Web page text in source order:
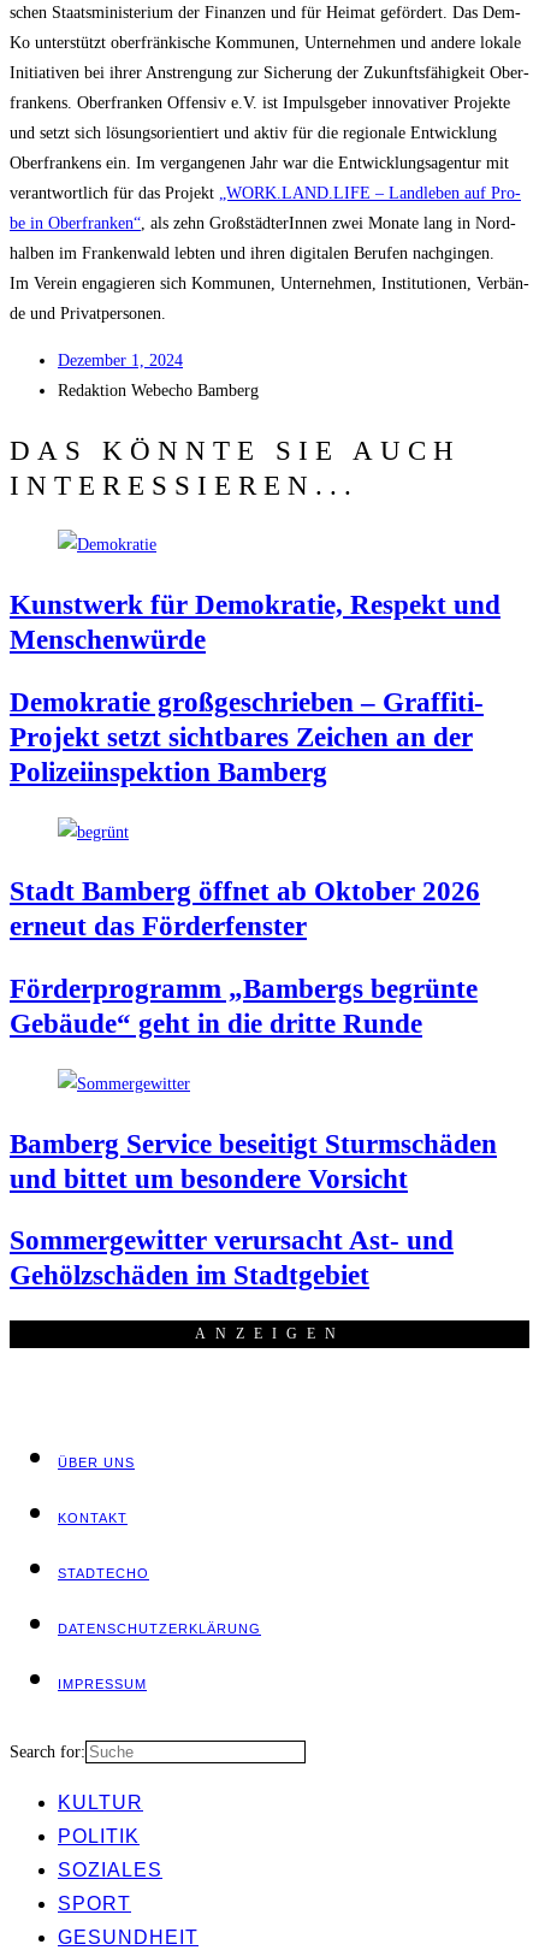
schen Staats­mi­nis­te­ri­um der Finan­zen und für Hei­mat geför­dert. Das Dem­
Ko unter­stützt ober­frän­ki­sche Kom­mu­nen, Unter­neh­men und ande­re loka­le
Initia­ti­ven bei ihrer Anstren­gung zur Siche­rung der Zukunfts­fä­hig­keit Ober­
fran­kens. Ober­fran­ken Offen­siv e.V. ist Impuls­ge­ber inno­va­ti­ver Pro­jek­te
und setzt sich lösungs­ori­en­tiert und aktiv für die regio­na­le Ent­wick­lung
Ober­fran­kens ein. Im ver­gan­ge­nen Jahr war die Ent­wick­lungs­agen­tur mit
ver­ant­wort­lich für das Pro­jekt
„WORK.LAND.LIFE – Land­le­ben auf Pro­
be in Ober­fran­ken“ , als zehn Groß­städ­te­rIn­nen zwei Mona­te lang in Nord­
hal­ben im Fran­ken­wald leb­ten und ihren digi­ta­len Beru­fen nach­gin­gen.
Im Ver­ein enga­gie­ren sich Kom­mu­nen, Unter­neh­men, Insti­tu­tio­nen, Ver­bän­
de und Privatpersonen.
Dezem­ber 1, 2024
Redak­ti­on Web­echo Bamberg
DAS KÖNNTE SIE AUCH
INTERESSIEREN...
Kunst­werk für Demo­kra­tie, Respekt und
Menschenwürde
Demo­kra­tie groß­ge­schrie­ben – Graf­fi­ti-
Pro­jekt setzt sicht­ba­res Zei­chen an der
Poli­zei­in­spek­ti­on Bamberg
Stadt Bam­berg öff­net ab Okto­ber 2026
erneut das Förderfenster
För­der­pro­gramm „Bam­bergs begrün­te
Gebäu­de“ geht in die drit­te Runde
Bam­berg Ser­vice besei­tigt Sturm­schä­den
und bit­tet um beson­de­re Vorsicht
Som­mer­ge­wit­ter ver­ur­sacht Ast- und
Gehölz­schä­den im Stadtgebiet
ANZEI­GEN
ÜBER UNS
KON­TAKT
STADT­ECHO
DATEN­SCHUTZ­ER­KLÄ­RUNG
IMPRES­SUM
Search for:
KUL­TUR
POLI­TIK
SOZIA­LES
SPORT
GESUND­HEIT